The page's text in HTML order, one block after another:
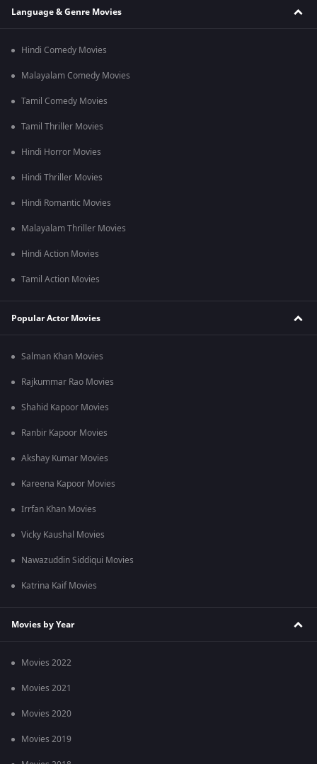
Language & Genre Movies
Hindi Comedy Movies
Malayalam Comedy Movies
Tamil Comedy Movies
Tamil Thriller Movies
Hindi Horror Movies
Hindi Thriller Movies
Hindi Romantic Movies
Malayalam Thriller Movies
Hindi Action Movies
Tamil Action Movies
Popular Actor Movies
Salman Khan Movies
Rajkummar Rao Movies
Shahid Kapoor Movies
Ranbir Kapoor Movies
Akshay Kumar Movies
Kareena Kapoor Movies
Irrfan Khan Movies
Vicky Kaushal Movies
Nawazuddin Siddiqui Movies
Katrina Kaif Movies
Movies by Year
Movies 2022
Movies 2021
Movies 2020
Movies 2019